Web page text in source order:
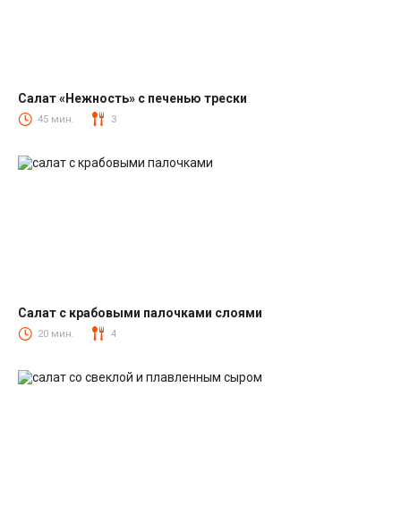
Салаты из печени трески
Салат «Нежность» с печенью трески
45 мин. 3
Салаты с крабовыми палочками
Салат с крабовыми палочками слоями
20 мин. 4